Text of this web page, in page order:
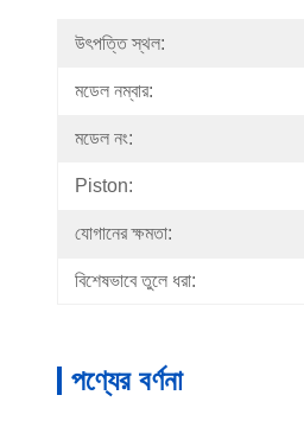
উৎপত্তি স্থল:
মডেল নম্বার:
মডেল নং:
Piston:
যোগানের ক্ষমতা:
বিশেষভাবে তুলে ধরা:
পণ্যের বর্ণনা